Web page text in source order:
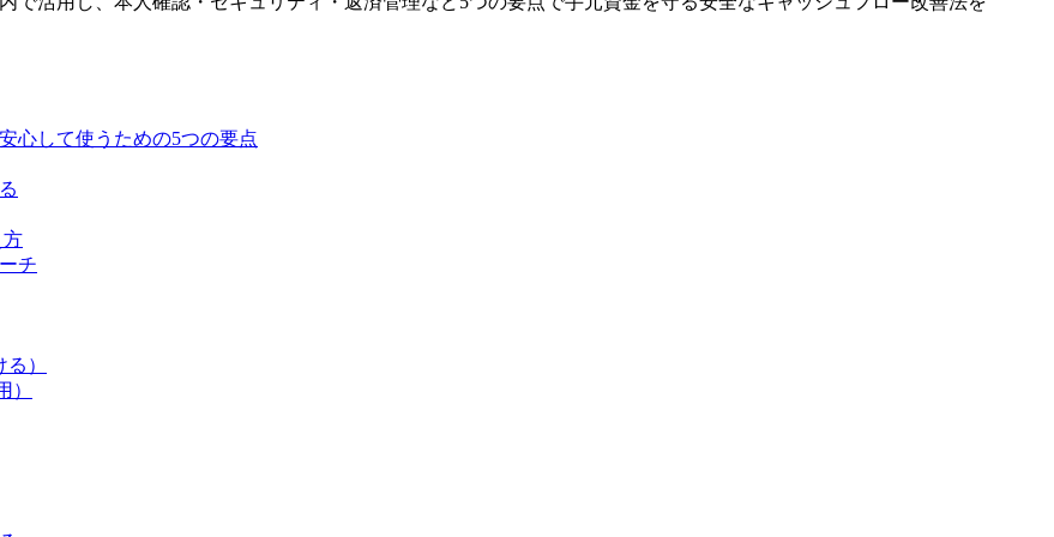
心して使うための5つの要点
方
チ
）
）